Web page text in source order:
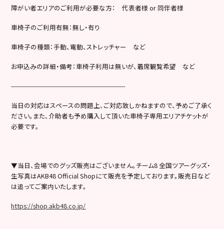
障がい者エリアのご利用が必要な方： 代表者様 or 同伴者様
車椅子のご利用有無：無し・有り
車椅子の種類：手動、電動、ストレッチャー など
お申込みの詳細・備考：車椅子利用は無いが、着席観覧希望 など
---------------------------------------------------------
当日の対応はスペースの問題上、ご対応致しかねますので、予めご了承く
ださい。また、介助者も予め購入して頂いた車椅子専用エリアチケットが
必要です。
▼当日、会場でのグッズ販売はございません。チーム8 全国ツアーグッズ・
生写真はAKB48 Official Shopにて販売を予定しております。販売日など
は追ってご案内いたします。
https://shop.akb48.co.jp/